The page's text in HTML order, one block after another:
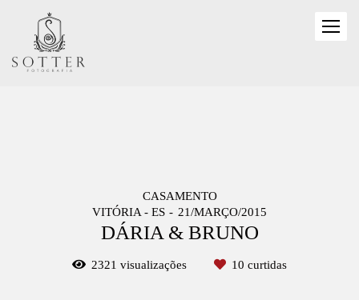
CASAMENTO
VITÓRIA - ES
21/MARÇO/2015
DÁRIA & BRUNO
2321 visualizações 10 curtidas